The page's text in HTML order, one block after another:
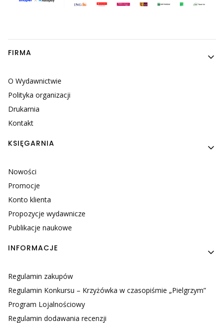
Linki w stopce
FIRMA
O Wydawnictwie
Polityka organizacji
Drukarnia
Kontakt
KSIĘGARNIA
Nowości
Promocje
Konto klienta
Propozycje wydawnicze
Publikacje naukowe
INFORMACJE
Regulamin zakupów
Regulamin Konkursu – Krzyżówka w czasopiśmie „Pielgrzym”
Program Lojalnościowy
Regulamin dodawania recenzji